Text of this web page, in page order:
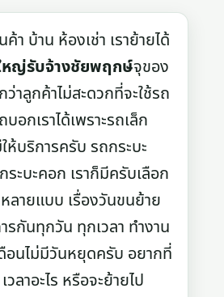
บ้าน ห้องเช่า เราย้ายได้
หญ่รับจ้างชัยพฤกษ์จุของ
ว่าลูกค้าไม่สะดวกที่จะใช้รถ
อกเราได้เพราะรถเล็ก
ห้บริการครับ รถกระบะ
ะบะคอก เราก็มีครับเลือก
หลายแบบ เรื่องวันขนย้าย
ารกันทุกวัน ทุกเวลา ทำงาน
นไม่มีวันหยุดครับ อยากที่
ลาอะไร หรือจะย้ายไป